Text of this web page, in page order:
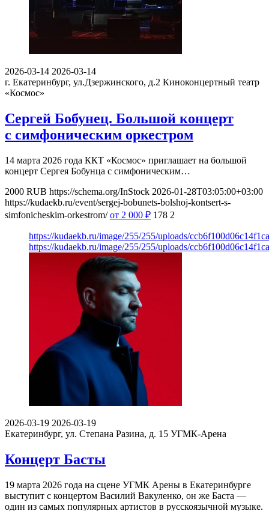
2026-03-14 2026-03-14
г. Екатеринбург, ул.Дзержинского, д.2 Киноконцертный театр
«Космос»
Сергей Бобунец. Большой концерт
с симфоническим оркестром
14 марта 2026 года ККТ «Космос» приглашает на большой
концерт Сергея Бобунца с симфоническим…
2000 RUB https://schema.org/InStock 2026-01-28T03:05:00+03:00
https://kudaekb.ru/event/sergej-bobunets-bolshoj-kontsert-s-
simfonicheskim-orkestrom/ от 2 000 ₽ 178 2
https://kudaekb.ru/image/255/255/uploads/
https://kudaekb.ru/image/255/255/uploads/
2026-03-19 2026-03-19
Екатеринбург, ул. Степана Разина, д. 15 УГМК-Арена
Концерт Басты
19 марта 2026 года на сцене УГМК Арены в Екатеринбурге
выступит с концертом Василий Вакуленко, он же Баста —
один из самых популярных артистов в русскоязычной музыке.